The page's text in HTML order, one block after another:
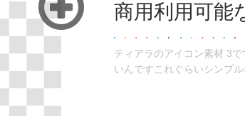
商用利用可能
ティアラのアイコン素材 3
いんですこれぐらいシンプル